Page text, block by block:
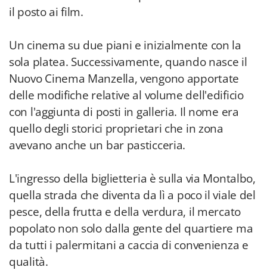
il posto ai film.
Un cinema su due piani e inizialmente con la
sola platea. Successivamente, quando nasce il
Nuovo Cinema Manzella, vengono apportate
delle modifiche relative al volume dell'edificio
con l'aggiunta di posti in galleria. Il nome era
quello degli storici proprietari che in zona
avevano anche un bar pasticceria.
L'ingresso della biglietteria è sulla via Montalbo,
quella strada che diventa da lì a poco il viale del
pesce, della frutta e della verdura, il mercato
popolato non solo dalla gente del quartiere ma
da tutti i palermitani a caccia di convenienza e
qualità.